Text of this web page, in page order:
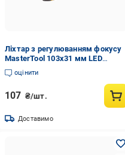
Ліхтар з регулюванням фокусу
MasterTool 103х31 мм LED
3хAAA ABS (94-0801)
оцінити
107 ₴/шт.
Доставимо